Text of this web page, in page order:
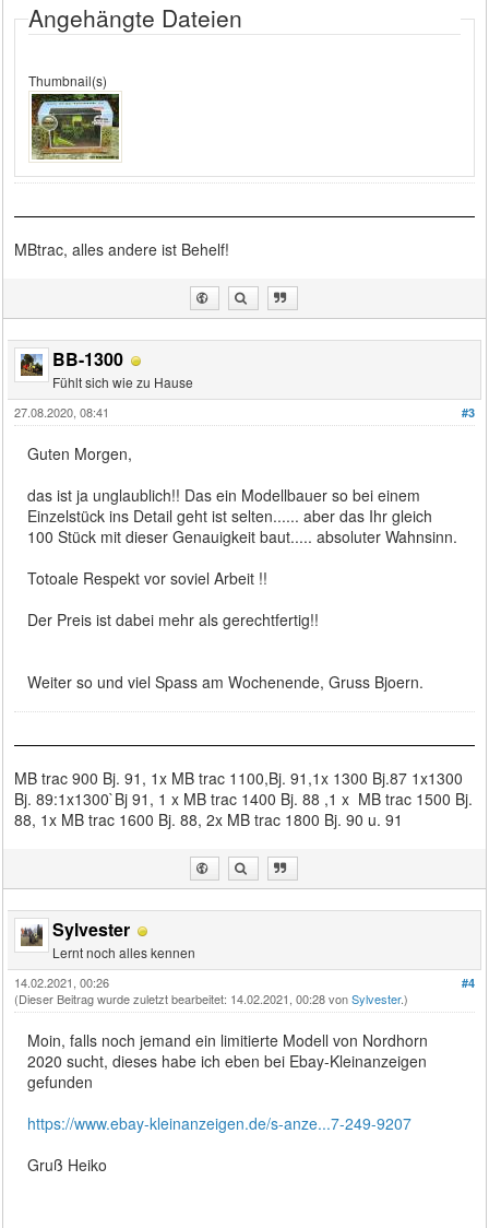
Angehängte Dateien
Thumbnail(s)
MBtrac, alles andere ist Behelf!
BB-1300
Fühlt sich wie zu Hause
#3
27.08.2020, 08:41
Guten Morgen,
das ist ja unglaublich!! Das ein Modellbauer so bei einem
Einzelstück ins Detail geht ist selten...... aber das Ihr gleich
100 Stück mit dieser Genauigkeit baut..... absoluter Wahnsinn.
Totoale Respekt vor soviel Arbeit !!
Der Preis ist dabei mehr als gerechtfertig!!
Weiter so und viel Spass am Wochenende, Gruss Bjoern.
MB trac 900 Bj. 91, 1x MB trac 1100,Bj. 91,1x 1300 Bj.87 1x1300
Bj. 89:1x1300`Bj 91, 1 x MB trac 1400 Bj. 88 ,1 x MB trac 1500 Bj.
88, 1x MB trac 1600 Bj. 88, 2x MB trac 1800 Bj. 90 u. 91
Sylvester
Lernt noch alles kennen
#4
14.02.2021, 00:26
(Dieser Beitrag wurde zuletzt bearbeitet: 14.02.2021, 00:28 vonSylvester.)
Moin, falls noch jemand ein limitierte Modell von Nordhorn
2020 sucht, dieses habe ich eben bei Ebay-Kleinanzeigen
gefunden
https://www.ebay-kleinanzeigen.de/s-anze...7-249-9207
Gruß Heiko